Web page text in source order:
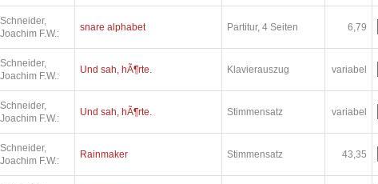
Schneider,
Joachim F.W.:
snare alphabet Partitur, 4 Seiten 6,79
Schneider,
Joachim F.W.:
Und sah, hÃ¶rte. Klavierauszug variabel
Schneider,
Joachim F.W.:
Und sah, hÃ¶rte. Stimmensatz variabel
Schneider,
Joachim F.W.:
Rainmaker Stimmensatz 43,35